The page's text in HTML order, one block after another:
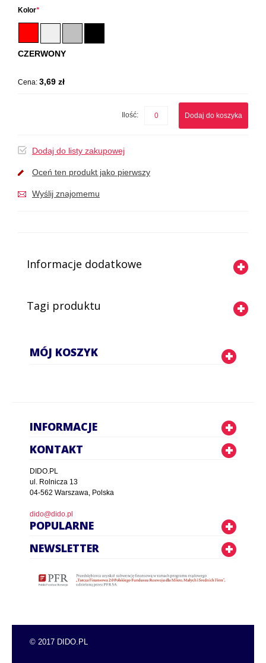
*
Kolor
CZERWONY
Cena: 3,69 zł
Ilość: Dodaj do koszyka
Dodaj do listy zakupowej
Oceń ten produkt jako pierwszy
Wyślij znajomemu
Informacje dodatkowe
Tagi produktu
MÓJ KOSZYK
INFORMACJE
KONTAKT
DIDO.PL
ul. Rolnicza 13
04-562 Warszawa, Polska
dido@dido.pl
POPULARNE
NEWSLETTER
© 2017 DIDO.PL